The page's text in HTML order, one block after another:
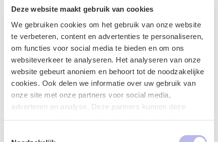
Deze website maakt gebruik van cookies
We gebruiken cookies om het gebruik van onze website
te verbeteren, content en advertenties te personaliseren,
om functies voor social media te bieden en om ons
websiteverkeer te analyseren. Het analyseren van onze
website gebeurt anoniem en behoort tot de noodzakelijke
cookies. Ook delen we informatie over uw gebruik van
onze site met onze partners voor social media,
adverteren en analyse. Deze partners kunnen deze
direct tijdens de aanvraagprocedure al worden
In een wereld waar concurrentie slechts een klik
verwijderd is, is het van vitaal belang om je merk te
beschermen. Een merkbewakingsabonnement zorgt er
voor dat jouw merk sterk en onderscheidend blijft.
Contactformulier